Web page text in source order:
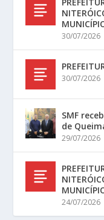
30/07/2026
30/07/2026
SMF
de
29/07/2026
24/07/2026